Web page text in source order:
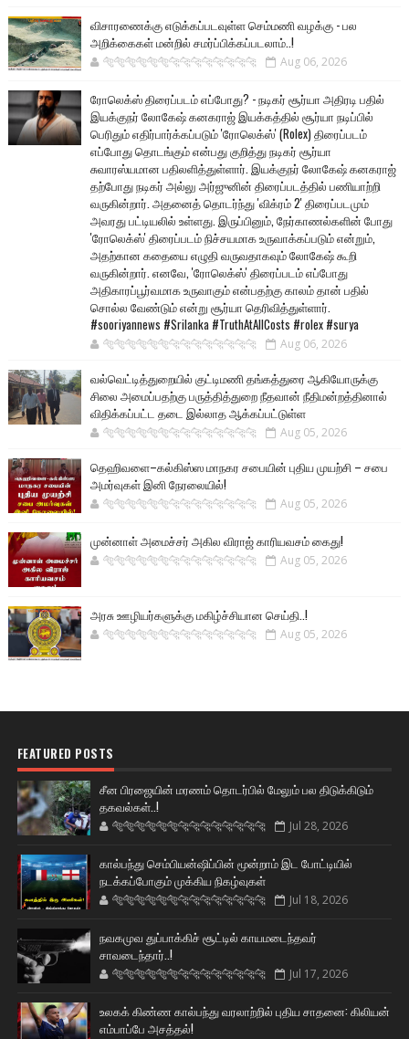
விசாரணைக்கு எடுக்கப்படவுள்ள செம்மணி வழக்கு - பல
அறிக்கைகள் மன்றில் சமர்ப்பிக்கப்படலாம்..!
🐅🐅🐅🐅🐅🐅🐆🐆🐆🐆🐆🐆🐆🐆 Aug 06, 2026
ரோலெக்ஸ் திரைப்படம் எப்போது? - நடிகர் சூர்யா அதிரடி பதில்
இயக்குநர் லோகேஷ் கனகராஜ் இயக்கத்தில் சூர்யா நடிப்பில்
பெரிதும் எதிர்பார்க்கப்படும் 'ரோலெக்ஸ்' (Rolex) திரைப்படம்
எப்போது தொடங்கும் என்பது குறித்து நடிகர் சூர்யா
சுவாரஸ்யமான பதிலளித்துள்ளார். இயக்குநர் லோகேஷ் கனகராஜ்
தற்போது நடிகர் அல்லு அர்ஜுனின் திரைப்படத்தில் பணியாற்றி
வருகின்றார். அதனைத் தொடர்ந்து 'விக்ரம் 2' திரைப்படமும்
அவரது பட்டியலில் உள்ளது. இருப்பினும், நேர்காணல்களின் போது
'ரோலெக்ஸ்' திரைப்படம் நிச்சயமாக உருவாக்கப்படும் என்றும்,
அதற்கான கதையை எழுதி வருவதாகவும் லோகேஷ் கூறி
வருகின்றார். எனவே, 'ரோலெக்ஸ்' திரைப்படம் எப்போது
அதிகாரப்பூர்வமாக உருவாகும் என்பதற்கு காலம் தான் பதில்
சொல்ல வேண்டும் என்று சூர்யா தெரிவித்துள்ளார்.
#sooriyannews #Srilanka #TruthAtAllCosts #rolex #surya
🐅🐅🐅🐅🐅🐅🐆🐆🐆🐆🐆🐆🐆🐆 Aug 06, 2026
வல்வெட்டித்துறையில் குட்டிமணி தங்கத்துரை ஆகியோருக்கு
சிலை அமைப்பதற்கு பருத்தித்துறை நீதவான் நீதிமன்றத்தினால்
விதிக்கப்பட்ட தடை இல்லாத ஆக்கப்பட்டுள்ள
🐅🐅🐅🐅🐅🐅🐆🐆🐆🐆🐆🐆🐆🐆 Aug 05, 2026
தெஹிவளை–கல்கிஸ்ஸ மாநகர சபையின் புதிய முயற்சி – சபை
அமர்வுகள் இனி நேரலையில்!
🐅🐅🐅🐅🐅🐅🐆🐆🐆🐆🐆🐆🐆🐆 Aug 05, 2026
முன்னாள் அமைச்சர் அகில விராஜ் காரியவசம் கைது!
🐅🐅🐅🐅🐅🐅🐆🐆🐆🐆🐆🐆🐆🐆 Aug 05, 2026
அரசு ஊழியர்களுக்கு மகிழ்ச்சியான செய்தி..!
🐅🐅🐅🐅🐅🐅🐆🐆🐆🐆🐆🐆🐆🐆 Aug 05, 2026
FEATURED POSTS
சீன பிரஜையின் மரணம் தொடர்பில் மேலும் பல திடுக்கிடும்
தகவல்கள்..!
🐅🐅🐅🐅🐅🐅🐆🐆🐆🐆🐆🐆🐆🐆 Jul 28, 2026
கால்பந்து செம்பியன்ஷிப்பின் மூன்றாம் இட போட்டியில்
நடக்கப்போகும் முக்கிய நிகழ்வுகள்
🐅🐅🐅🐅🐅🐅🐆🐆🐆🐆🐆🐆🐆🐆 Jul 18, 2026
நவகமுவ துப்பாக்கிச் சூட்டில் காயமடைந்தவர்
சாவடைந்தார்..!
🐅🐅🐅🐅🐅🐅🐆🐆🐆🐆🐆🐆🐆🐆 Jul 17, 2026
உலகக் கிண்ண கால்பந்து வரலாற்றில் புதிய சாதனை: கிலியன்
எம்பாப்பே அசத்தல்!